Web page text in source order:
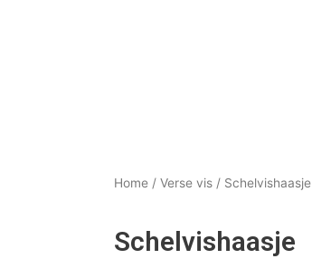
Home/ Verse vis/ Schelvishaasje
Schelvishaasje